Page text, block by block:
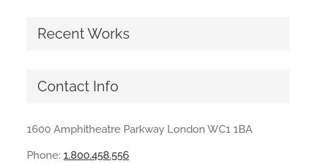
Recent Works
Contact Info
1600 Amphitheatre Parkway London WC1 1BA
Phone: 1.800.458.556